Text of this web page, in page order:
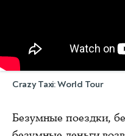
Crazy Taxi: World Tour
Безумные поездки,